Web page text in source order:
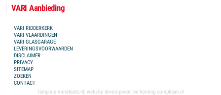
VARI Aanbieding
FOOTER MENU
VARI RIDDERKERK
VARI VLAARDINGEN
VARI GLASGARAGE
LEVERINGSVOORWAARDEN
DISCLAIMER
PRIVACY
SITEMAP
ZOEKEN
CONTACT
Template moretaste.nl, website development en hosting comphaan.nl